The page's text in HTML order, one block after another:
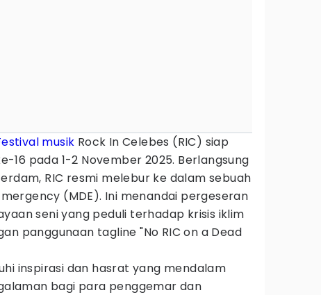
musik Rock In Celebes (RIC) siap
16 pada 1-2 November 2025. Berlangsung
RIC resmi melebur ke dalam sebuah
(MDE). Ini menandai pergeseran
seni yang peduli terhadap krisis iklim
panggunaan tagline "No RIC on a Dead
inspirasi dan hasrat yang mendalam
bagi para penggemar dan